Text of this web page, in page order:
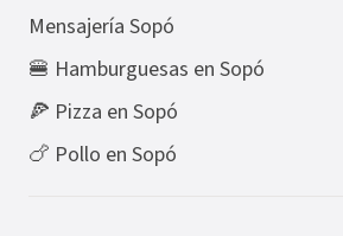
Mensajería Sopó
🍔 Hamburguesas en Sopó
🍕 Pizza en Sopó
🍗 Pollo en Sopó